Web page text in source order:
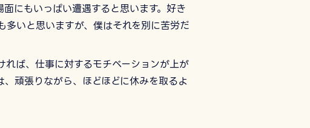
にもいっぱい遭遇すると思います。好き
いと思いますが、僕はそれを別に苦労だ
ば、仕事に対するモチベーションが上が
頑張りながら、ほどほどに休みを取るよ